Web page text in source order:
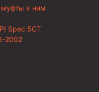
к ним
Spec 5CT
2002